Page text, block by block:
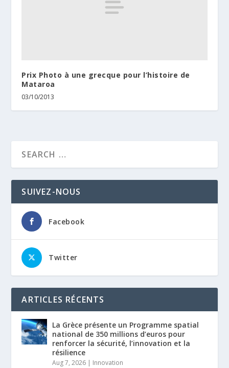
Prix Photo à une grecque pour l’histoire de
Mataroa
03/10/2013
SUIVEZ-NOUS
Facebook
Twitter
ARTICLES RÉCENTS
La Grèce présente un Programme spatial
national de 350 millions d’euros pour
renforcer la sécurité, l’innovation et la
résilience
Aug 7, 2026 | Innovation